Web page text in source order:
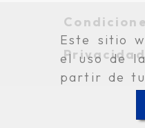
Este sitio
el uso de
partir de
Privacidad